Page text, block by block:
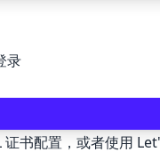
录
书配置，或者使用